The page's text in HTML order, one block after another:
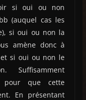
si oui ou non
(auquel cas les
si oui ou non la
amène donc à
si oui ou non le
Suffisamment
pour que cette
En présentant